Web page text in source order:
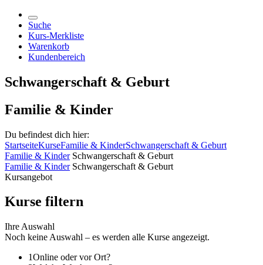
Suche
Kurs-Merkliste
Warenkorb
Kundenbereich
Schwangerschaft & Geburt
Familie & Kinder
Du befindest dich hier:
StartseiteKurseFamilie & KinderSchwangerschaft & Geburt
Familie & Kinder Schwangerschaft & Geburt
Familie & Kinder Schwangerschaft & Geburt
Kursangebot
Kurse filtern
Ihre Auswahl
Noch keine Auswahl – es werden alle Kurse angezeigt.
1Online oder vor Ort?